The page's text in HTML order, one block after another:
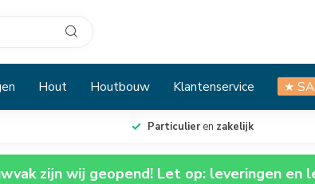
Hout Houtbouw Klantenservice ★
Particulieren zakelijk
zijn wij geopend! Let op: leveringen en